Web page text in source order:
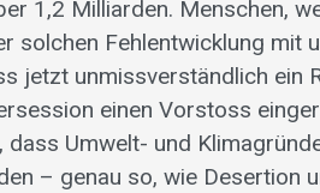
1,2 Milliarden. Menschen,
solchen Fehlentwicklung mit
jetzt unmissverständ­lich ein
einen Vorstoss
Umwelt- und
– genau so, wie Desertion